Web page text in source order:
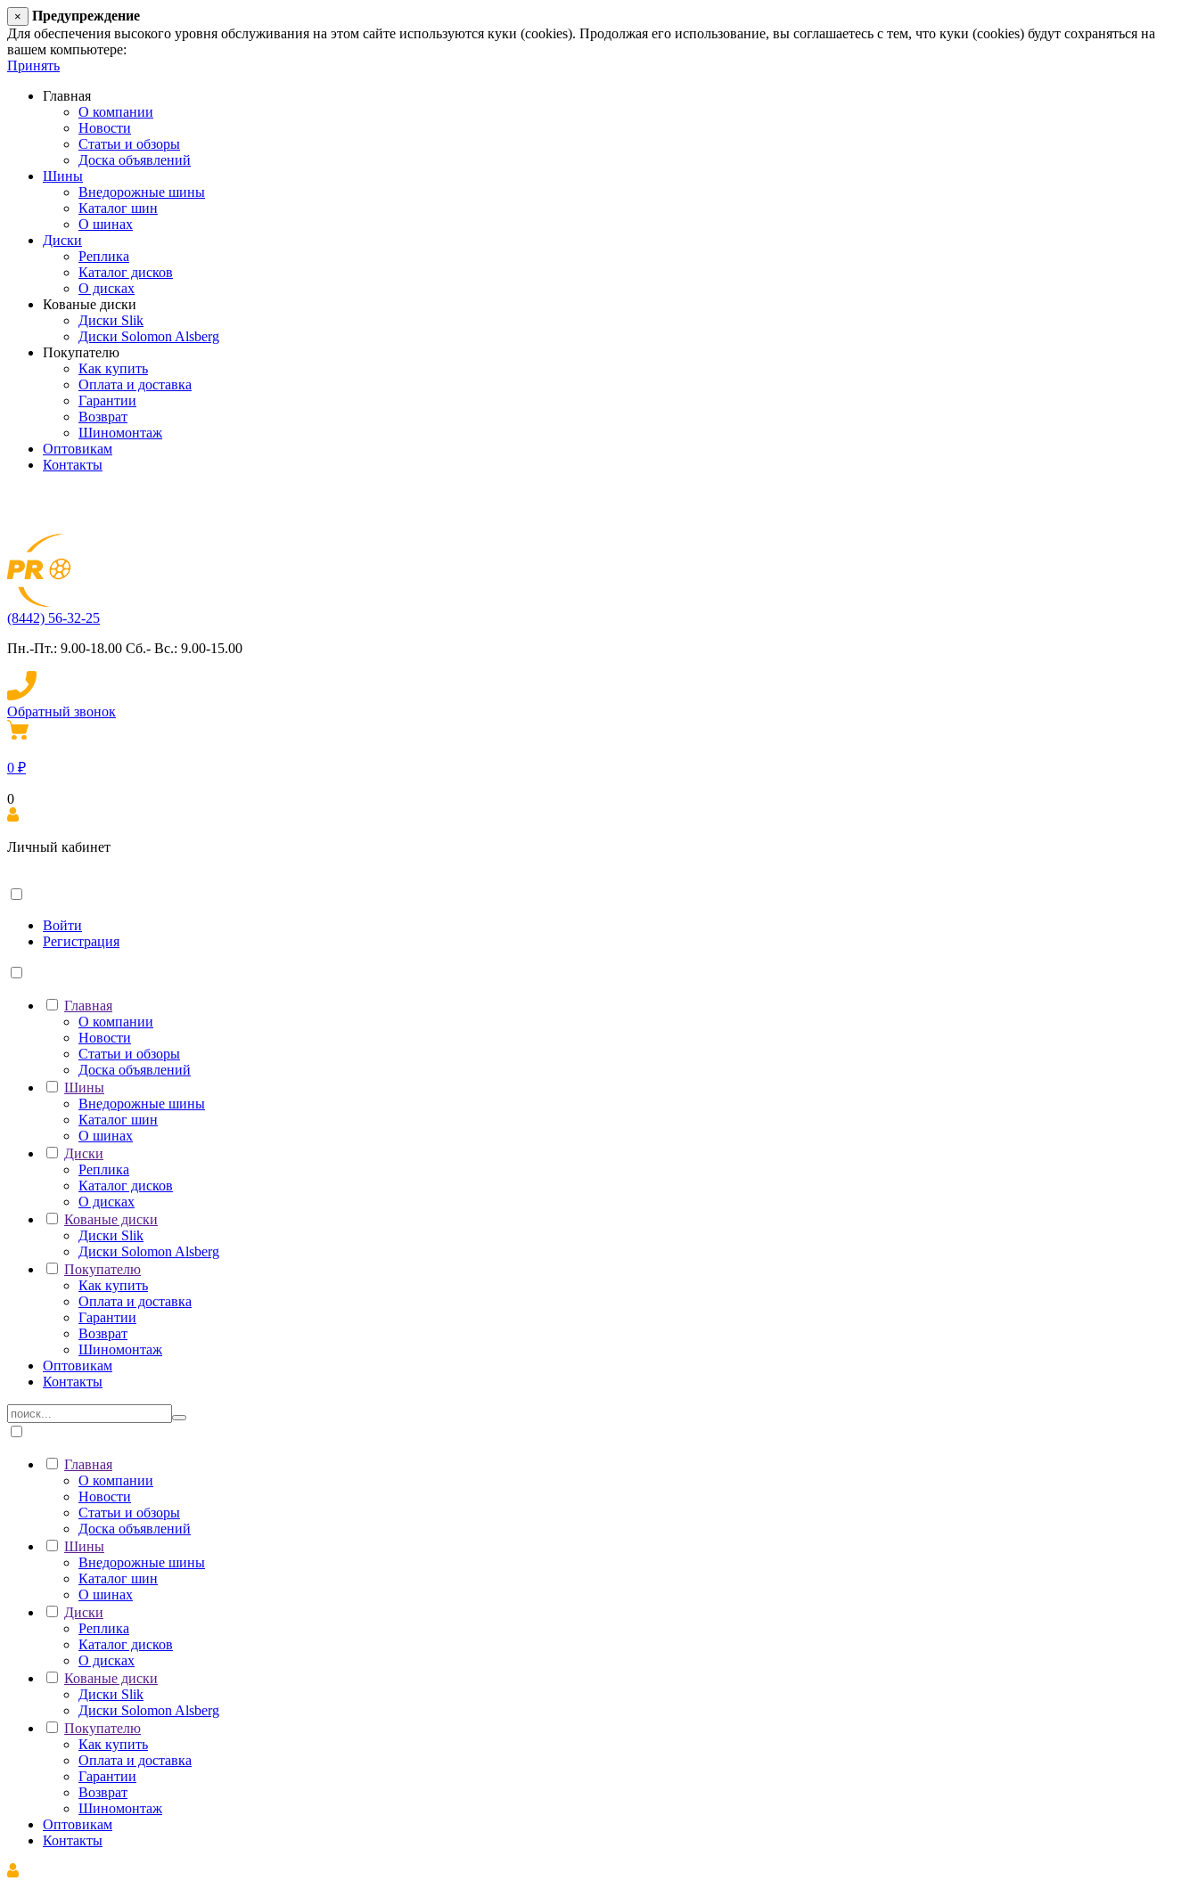
×
Предупреждение
Для обеспечения высокого уровня обслуживания на этом сайте используются куки (cookies). Продолжая его использование, вы соглашаетесь с тем, что куки (cookies) будут сохраняться на
вашем компьютере:
Принять
Главная
О компании
Новости
Статьи и обзоры
Доска объявлений
Шины
Внедорожные шины
Каталог шин
О шинах
Диски
Реплика
Каталог дисков
О дисках
Кованые диски
Диски Slik
Диски Solomon Alsberg
Покупателю
Как купить
Оплата и доставка
Гарантии
Возврат
Шиномонтаж
Оптовикам
Контакты
(8442) 56-32-25
Пн.-Пт.: 9.00-18.00 Сб.- Вс.: 9.00-15.00
Обратный звонок
0 ₽
0
Личный кабинет
Войти
Регистрация
Главная
О компании
Новости
Статьи и обзоры
Доска объявлений
Шины
Внедорожные шины
Каталог шин
О шинах
Диски
Реплика
Каталог дисков
О дисках
Кованые диски
Диски Slik
Диски Solomon Alsberg
Покупателю
Как купить
Оплата и доставка
Гарантии
Возврат
Шиномонтаж
Оптовикам
Контакты
Главная
О компании
Новости
Статьи и обзоры
Доска объявлений
Шины
Внедорожные шины
Каталог шин
О шинах
Диски
Реплика
Каталог дисков
О дисках
Кованые диски
Диски Slik
Диски Solomon Alsberg
Покупателю
Как купить
Оплата и доставка
Гарантии
Возврат
Шиномонтаж
Оптовикам
Контакты